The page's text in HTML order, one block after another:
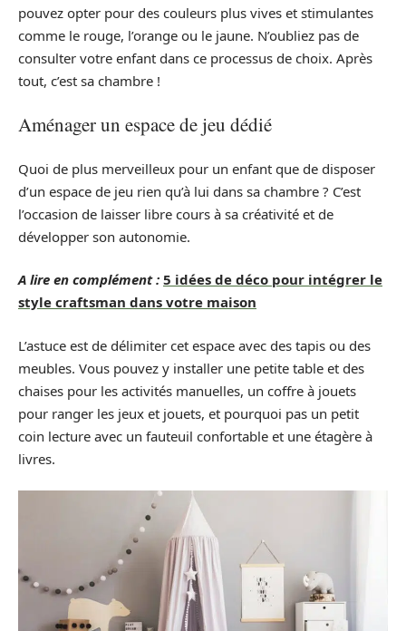
pouvez opter pour des couleurs plus vives et stimulantes
comme le rouge, l’orange ou le jaune. N’oubliez pas de
consulter votre enfant dans ce processus de choix. Après
tout, c’est sa chambre !
Aménager un espace de jeu dédié
Quoi de plus merveilleux pour un enfant que de disposer
d’un espace de jeu rien qu’à lui dans sa chambre ? C’est
l’occasion de laisser libre cours à sa créativité et de
développer son autonomie.
A lire en complément : 5 idées de déco pour intégrer le
style craftsman dans votre maison
L’astuce est de délimiter cet espace avec des tapis ou des
meubles. Vous pouvez y installer une petite table et des
chaises pour les activités manuelles, un coffre à jouets
pour ranger les jeux et jouets, et pourquoi pas un petit
coin lecture avec un fauteuil confortable et une étagère à
livres.